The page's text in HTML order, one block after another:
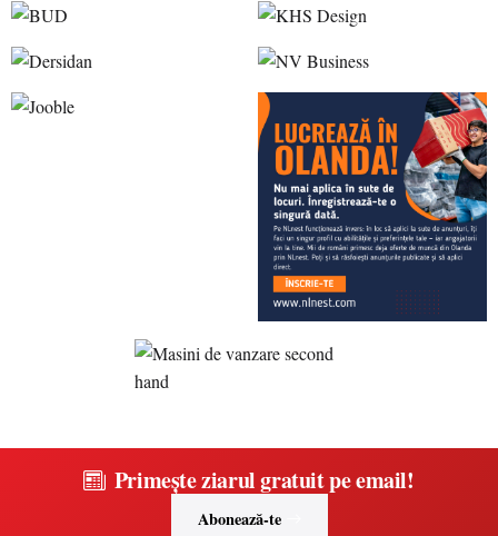
Primește ziarul gratuit pe email!
Abonează-te